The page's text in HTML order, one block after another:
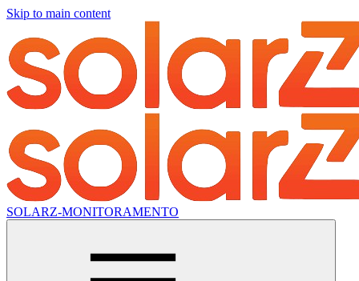
Skip to main content
SOLARZ-MONITORAMENTO